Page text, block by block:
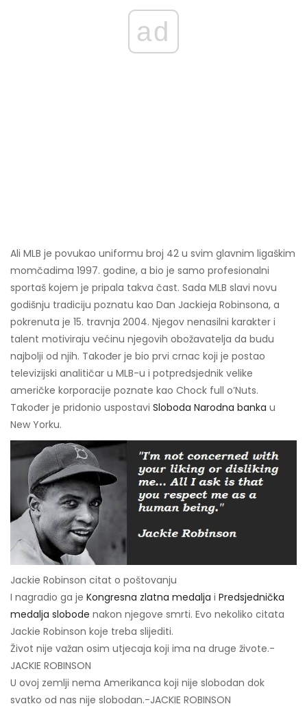
ad
Ali MLB je povukao uniformu broj 42 u svim glavnim ligaškim
momčadima 1997. godine, a bio je samo profesionalni
sportaš kojem je pripala takva čast. Sada MLB slavi novu
godišnju tradiciju poznatu kao Dan Jackieja Robinsona, a
pokrenuta je 15. travnja 2004. Njegov nenasilni karakter i
talent motiviraju većinu njegovih obožavatelja da budu
najbolji od njih. Također je bio prvi crnac koji je postao
televizijski analitičar u MLB-u i potpredsjednik velike
američke korporacije poznate kao Chock full o’Nuts.
Također je pridonio uspostavi Sloboda Narodna banka u
New Yorku.
Jackie Robinson citat o poštovanju
I nagradio ga je Kongresna zlatna medalja i Predsjednička
medalja slobode nakon njegove smrti. Evo nekoliko citata
Jackie Robinson koje treba slijediti.
Život nije važan osim utjecaja koji ima na druge živote.-
JACKIE ROBINSON
U ovoj zemlji nema Amerikanca koji nije slobodan dok
svatko od nas nije slobodan.-JACKIE ROBINSON